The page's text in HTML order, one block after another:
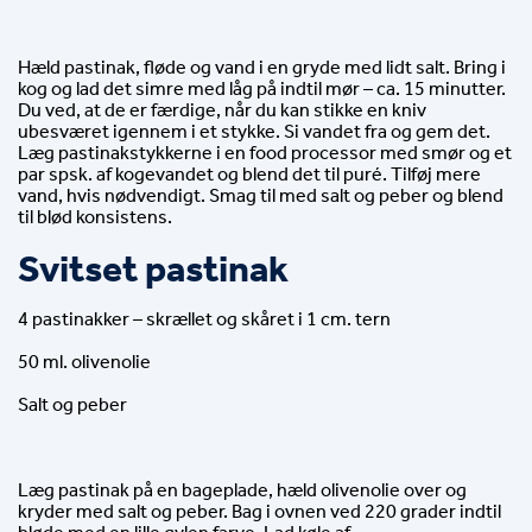
Hæld pastinak, fløde og vand i en gryde med lidt salt. Bring i
kog og lad det simre med låg på indtil mør – ca. 15 minutter.
Du ved, at de er færdige, når du kan stikke en kniv
ubesværet igennem i et stykke. Si vandet fra og gem det.
Læg pastinakstykkerne i en food processor med smør og et
par spsk. af kogevandet og blend det til puré. Tilføj mere
vand, hvis nødvendigt. Smag til med salt og peber og blend
til blød konsistens.
Svitset pastinak
4 pastinakker – skrællet og skåret i 1 cm. tern
50 ml. olivenolie
Salt og peber
Læg pastinak på en bageplade, hæld olivenolie over og
kryder med salt og peber. Bag i ovnen ved 220 grader indtil